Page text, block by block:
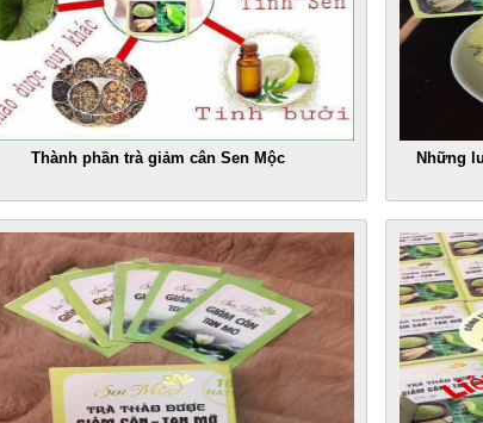
Thành phần trà giảm cân Sen Mộc Những